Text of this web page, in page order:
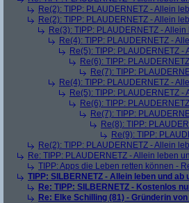
Re(2): TIPP: PLAUDERNETZ - Allein
Re(2): TIPP: PLAUDERNETZ - Allein
Re(3): TIPP: PLAUDERNETZ -
Re(4): TIPP: PLAUDERNETZ -
Re(5): TIPP: PLAUDERNETZ
Re(6): TIPP:
Re(7): TIPP:
Re(4): TIPP: PLAUDERNETZ -
Re(5): TIPP: PLAUDERNETZ
Re(6): TIPP:
Re(7): TIPP:
Re(8): TIPP:
Re(9): TIPP:
Re(2): TIPP: PLAUDERNETZ - Allein
Re: TIPP: PLAUDERNETZ - Allein leben
TIPP: Apps die Leben retten können -
TIPP: SILBERNETZ - Allein leben und
Re: TIPP: SILBERNETZ - Kostenlos
Re: Elke Schilling (81) - Gründerin